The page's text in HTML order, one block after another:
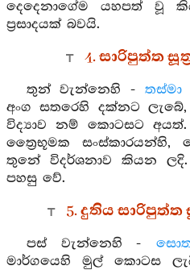
දෙදෙනාගේම යහපත් වූ
ප්‍රසාදයක් බවයි.
4. සාරිපුත්ත
තුන් වැන්නෙහි -තස්මා
අංග සතරෙහි දක්නට
විද්‍යාව නම් කොටසට අයත්.
ත්‍රෛභූමක සංස්කාරයන්හි,
තුනේ විදර්ශනාව කියන
පහසු වේ.
5. දුතිය සාරිපුත්ත
පස් වැන්නෙහි -
මාර්ගයෙහි මුල් කොටස